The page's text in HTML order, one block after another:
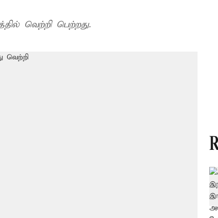
வெற்றி பெற்றது.